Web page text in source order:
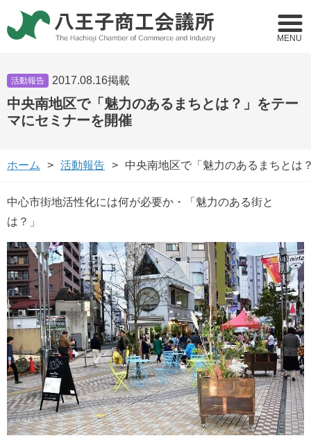
MENU
活動報告 2017.08.16掲載
中央南地区で「魅力のあるまちとは？」をテー
マにセミナーを開催
ホーム 活動報告 中央南地区で「魅力のあるまちとは
中心市街地活性化には何が必要か・「魅力のある街と
は？」